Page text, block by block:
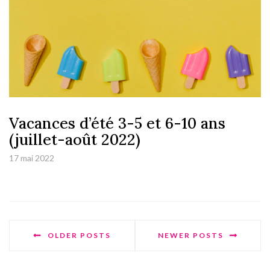
Vacances d’été 3-5 et 6-10 ans
(juillet-août 2022)
17 mai 2022
OLDER POSTS NEWER POSTS